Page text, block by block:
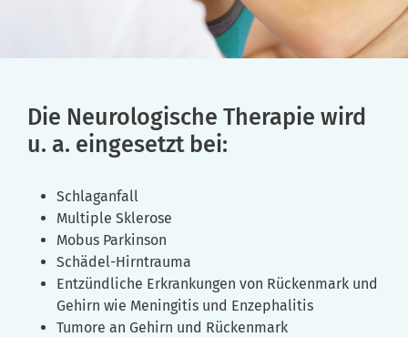
Die Neurologische Therapie wird
u. a. eingesetzt bei:
Schlaganfall
Multiple Sklerose
Mobus Parkinson
Schädel-Hirntrauma
Entzündliche Erkrankungen von Rückenmark und
Gehirn wie Meningitis und Enzephalitis
Tumore an Gehirn und Rückenmark